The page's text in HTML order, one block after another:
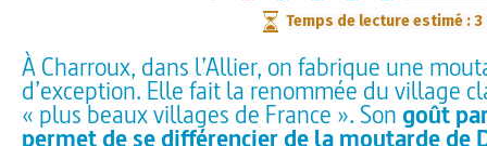
Temps de lecture estimé : 3
À Charroux, dans l’Allier, on fabrique une
d’exception. Elle fait la renommée du village
« plus beaux villages de France ». Songoût
permet de se différencier de la moutarde de